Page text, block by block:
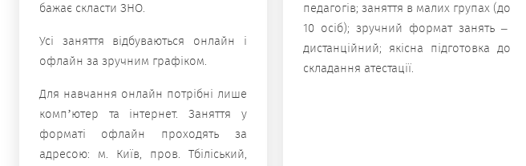
бажає скласти ЗНО.
Усі заняття відбуваються онлайн і
офлайн за зручним графіком.
Для навчання онлайн потрібні лише
комп’ютер та інтернет. Заняття у
форматі офлайн проходять за
адресою: м. Київ, пров. Тбіліський,
педагогів; заняття в малих групах (до
10 осіб); зручний формат занять –
дистанційний; якісна підготовка до
складання атестації.